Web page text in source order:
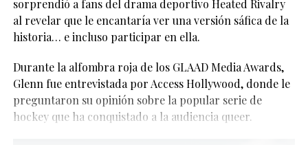
Ver esta publicación en Instagram
sobre un posible spin-off han comenzado a tomar
fuerza.
sorprendió a fans del drama deportivo Heated Rivalry
al revelar que le encantaría ver una versión sáfica de la
historia… e incluso participar en ella.
Durante la alfombra roja de los GLAAD Media Awards,
Glenn fue entrevistada por Access Hollywood, donde le
preguntaron su opinión sobre la popular serie de
hockey que ha conquistado a la audiencia queer.